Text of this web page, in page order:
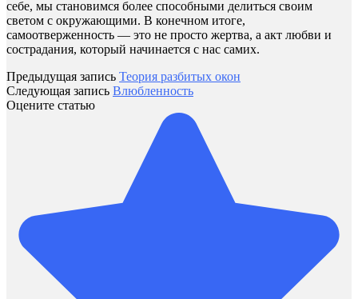
себе, мы становимся более способными делиться своим
светом с окружающими. В конечном итоге,
самоотверженность — это не просто жертва, а акт любви и
сострадания, который начинается с нас самих.
Предыдущая запись Теория разбитых окон
Следующая запись Влюбленность
Оцените статью